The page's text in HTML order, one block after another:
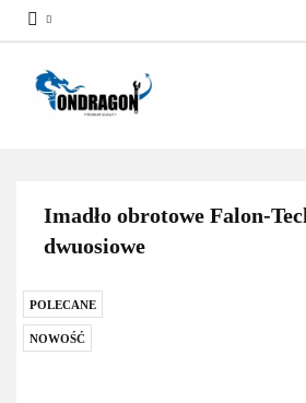
Imadło obrotowe Falon-
dwuosiowe
POLECANE
NOWOŚĆ